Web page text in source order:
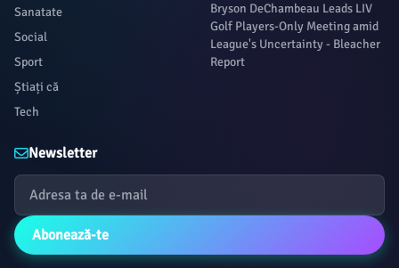
Sanatate
Social
Sport
Știați că
Tech
Bryson DeChambeau Leads LIV
Golf Players-Only Meeting amid
League's Uncertainty - Bleacher
Report
Newsletter
Abonează-te